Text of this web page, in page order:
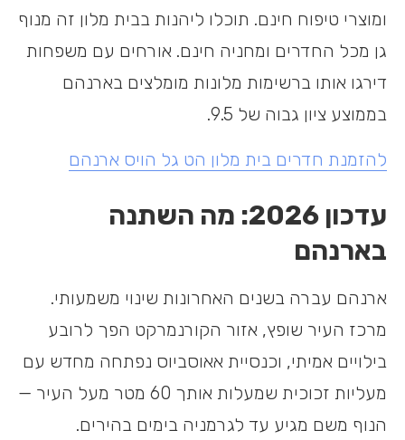
ומוצרי טיפוח חינם. תוכלו ליהנות בבית מלון זה מנוף
גן מכל החדרים ומחניה חינם. אורחים עם משפחות
דירגו אותו ברשימות מלונות מומלצים בארנהם
בממוצע ציון גבוה של 9.5.
להזמנת חדרים בית מלון הט גל הויס ארנהם
עדכון 2026: מה השתנה
בארנהם
ארנהם עברה בשנים האחרונות שינוי משמעותי.
מרכז העיר שופץ, אזור הקורנמרקט הפך לרובע
בילויים אמיתי, וכנסיית אאוסביוס נפתחה מחדש עם
מעליות זכוכית שמעלות אותך 60 מטר מעל העיר —
הנוף משם מגיע עד לגרמניה בימים בהירים.